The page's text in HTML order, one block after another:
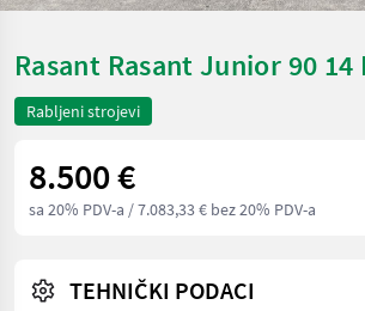
Rasant Rasant Junior 90 14
Rabljeni strojevi
8.500 €
sa 20% PDV-a / 7.083,33 € bez 20% PDV-a
TEHNIČKI PODACI